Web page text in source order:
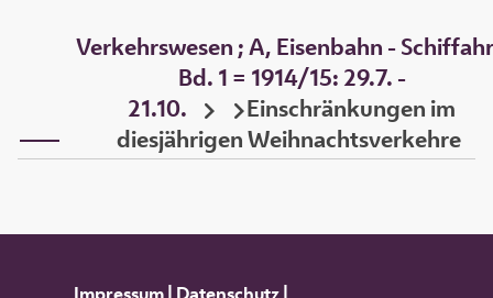
Verkehrswesen ; A, Eisenbahn -
Bd. 1 = 1914/15: 29.7. -
21.10.
Einschränkungen im
diesjährigen Weihnachtsverkehre